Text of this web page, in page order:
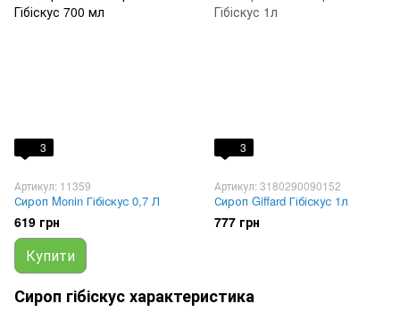
3
Артикул: 11359
Сироп Monin Гібіскус 0,7 Л
619 грн
Купити
3
Артикул: 3180290090152
Сироп Giffard Гібіскус 1л
777 грн
Сироп гібіскус характеристика